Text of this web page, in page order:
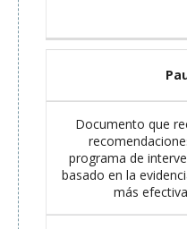
Documento que
programa de
basado en la
más